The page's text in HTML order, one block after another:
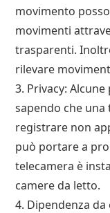
movimento
movimenti
trasparenti.
rilevare
3. Privacy:
sapendo che una
registrare non
può portare a
telecamera è
camere da letto.
4. Dipendenza